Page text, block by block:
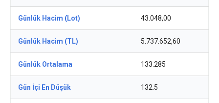
Günlük Hacim (Lot) 43.048,00
Günlük Hacim (TL) 5.737.652,60
Günlük Ortalama 133.285
Gün İçi En Düşük 132.5